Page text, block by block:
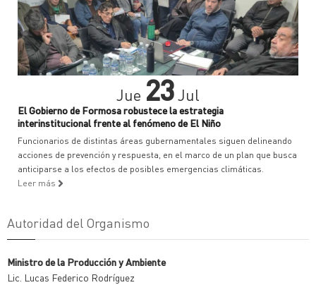
Jue 23Jul
El Gobierno de Formosa robustece la estrategia
interinstitucional frente al fenómeno de El Niño
Funcionarios de distintas áreas gubernamentales siguen delineando
acciones de prevención y respuesta, en el marco de un plan que busca
anticiparse a los efectos de posibles emergencias climáticas.
Leer más
Autoridad del Organismo
Ministro de la Producción y Ambiente
Lic. Lucas Federico Rodríguez